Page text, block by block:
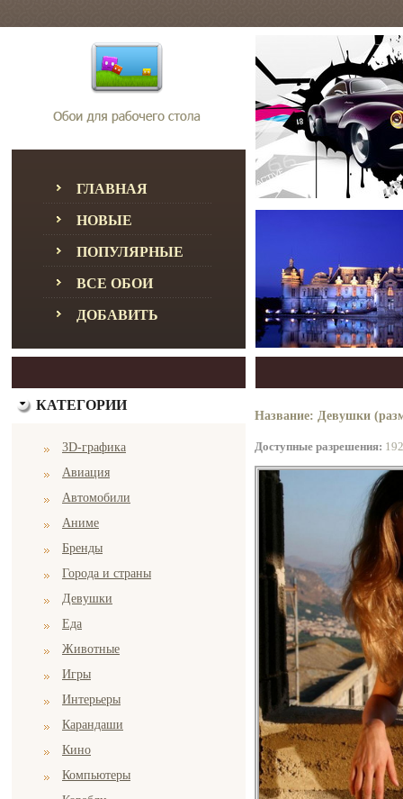
ГЛАВНАЯ
НОВЫЕ
ПОПУЛЯРНЫЕ
ВСЕ ОБОИ
ДОБАВИТЬ
КАТЕГОРИИ
3D-графика
Авиация
Автомобили
Аниме
Бренды
Города и страны
Девушки
Еда
Животные
Игры
Интерьеры
Карандаши
Кино
Компьютеры
Название: Девушки
Доступные разрешения: